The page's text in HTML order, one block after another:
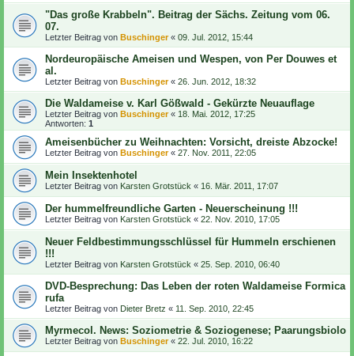
"Das große Krabbeln". Beitrag der Sächs. Zeitung vom 06.
07.
Letzter Beitrag von Buschinger« 09. Jul. 2012, 15:44
Nordeuropäische Ameisen und Wespen, von Per Douwes et
al.
Letzter Beitrag von Buschinger« 26. Jun. 2012, 18:32
Die Waldameise v. Karl Gößwald - Gekürzte Neuauflage
Letzter Beitrag von Buschinger« 18. Mai. 2012, 17:25
Antworten: 1
Ameisenbücher zu Weihnachten: Vorsicht, dreiste Abzocke!
Letzter Beitrag von Buschinger« 27. Nov. 2011, 22:05
Mein Insektenhotel
Letzter Beitrag von Karsten Grotstück « 16. Mär. 2011, 17:07
Der hummelfreundliche Garten - Neuerscheinung !!!
Letzter Beitrag von Karsten Grotstück « 22. Nov. 2010, 17:05
Neuer Feldbestimmungsschlüssel für Hummeln erschienen
!!!
Letzter Beitrag von Karsten Grotstück « 25. Sep. 2010, 06:40
DVD-Besprechung: Das Leben der roten Waldameise Formica
rufa
Letzter Beitrag von Dieter Bretz « 11. Sep. 2010, 22:45
Myrmecol. News: Soziometrie & Soziogenese; Paarungsbiolo
Letzter Beitrag von Buschinger« 22. Jul. 2010, 16:22